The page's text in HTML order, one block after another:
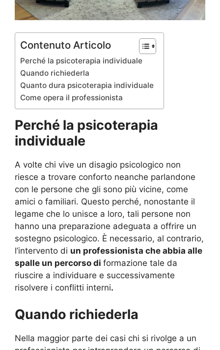
Contenuto Articolo
Perché la psicoterapia individuale
Quando richiederla
Quanto dura psicoterapia individuale
Come opera il professionista
Perché la psicoterapia
individuale
A volte chi vive un disagio psicologico non
riesce a trovare conforto neanche parlandone
con le persone che gli sono più vicine, come
amici o familiari. Questo perché, nonostante il
legame che lo unisce a loro, tali persone non
hanno una preparazione adeguata a offrire un
sostegno psicologico. È necessario, al contrario,
l’intervento di un professionista che abbia alle
spalle un percorso di formazione tale da
riuscire a individuare e successivamente
risolvere i conflitti interni.
Quando richiederla
Nella maggior parte dei casi chi si rivolge a un